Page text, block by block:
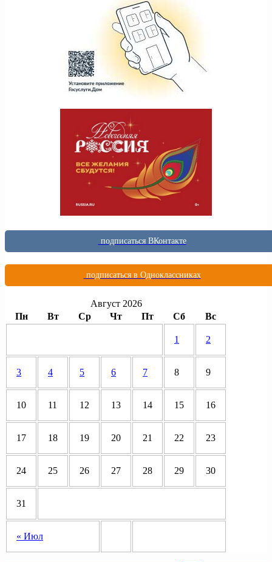
подписаться ВКонтакте
подписаться в Одноклассниках
Август 2026
Пн
Вт Ср Чт Пт Сб Вс
« Июл
1 2
3 4 5 6 7 8 9
10 11 12 13 14 15 16
17 18 19 20 21 22 23
24 25 26 27 28 29 30
31